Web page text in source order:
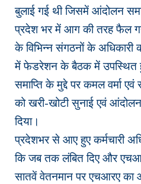
बुलाई गई थी जिसमें आंदोलन
प्रदेश भर में आग की तरह फैल
के विभिन्न संगठनों के अधिकारी
में फेडरेशन के बैठक में उपस्थित
समाप्ति के मुद्दे पर कमल वर्मा
को खरी-खोटी सुनाई एवं
दिया।
प्रदेशभर से आए हुए कर्मचारी
कि जब तक लंबित दिए और
सातवें वेतनमान पर एचआरए का